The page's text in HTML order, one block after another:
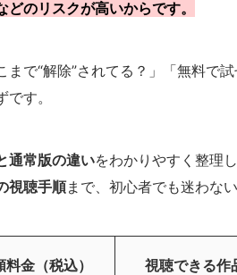
のリスクが高いからです。
まで“解除”されてる？」「無料で
す。
通常版の違いをわかりやすく整理し
視聴手順まで、初心者でも迷わな
料金（税込） 視聴できる作